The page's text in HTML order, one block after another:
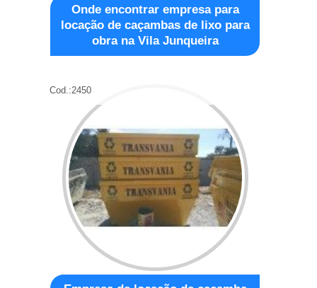
Onde encontrar empresa para
locação de caçambas de lixo para
obra na Vila Junqueira
Cod.:2450